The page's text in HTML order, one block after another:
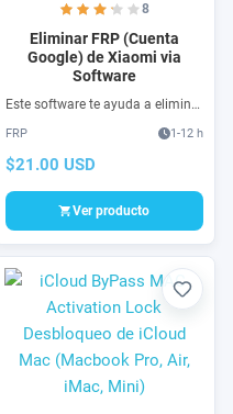
8
Eliminar FRP (Cuenta
Google) de Xiaomi via
Software
Este software te ayuda a eliminar
de tu cuenta de google, Elimina
FRP Xiaomi de Cuenta Google
FRP 1-12 h
$21.00 USD
Ver producto